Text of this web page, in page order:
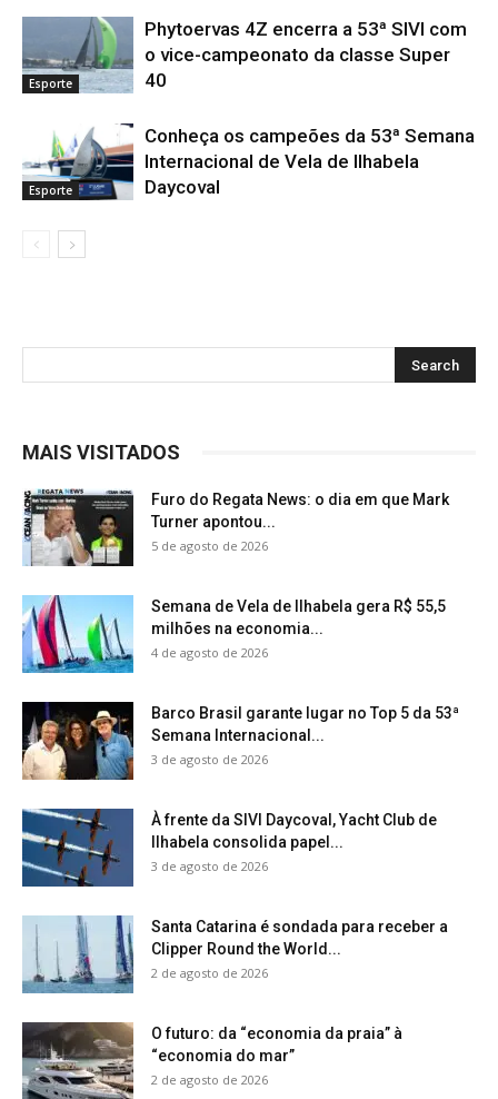
Esporte
Phytoervas 4Z encerra a 53ª SIVI com
o vice-campeonato da classe Super
40
Esporte
Conheça os campeões da 53ª Semana
Internacional de Vela de Ilhabela
Daycoval
MAIS VISITADOS
Furo do Regata News: o dia em que Mark
Turner apontou...
5 de agosto de 2026
Semana de Vela de Ilhabela gera R$ 55,5
milhões na economia...
4 de agosto de 2026
Barco Brasil garante lugar no Top 5 da 53ª
Semana Internacional...
3 de agosto de 2026
À frente da SIVI Daycoval, Yacht Club de
Ilhabela consolida papel...
3 de agosto de 2026
Santa Catarina é sondada para receber a
Clipper Round the World...
2 de agosto de 2026
O futuro: da “economia da praia” à
“economia do mar”
2 de agosto de 2026